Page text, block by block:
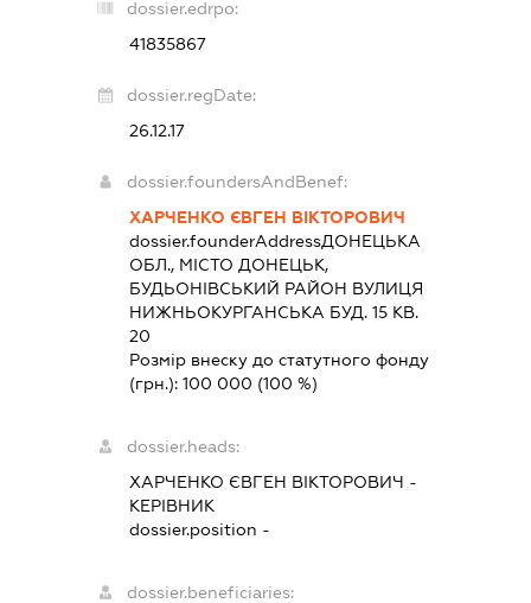
dossier.edrpo:
41835867
dossier.regDate:
26.12.17
dossier.foundersAndBenef:
ХАРЧЕНКО ЄВГЕН ВІКТОРОВИЧ
dossier.founderAddressДОНЕЦЬКА
ОБЛ., МІСТО ДОНЕЦЬК,
БУДЬОНІВСЬКИЙ РАЙОН ВУЛИЦЯ
НИЖНЬОКУРГАНСЬКА БУД. 15 КВ.
20
Розмір внеску до статутного фонду
(грн.): 100 000 (100 %)
dossier.heads:
ХАРЧЕНКО ЄВГЕН ВІКТОРОВИЧ -
КЕРІВНИК
dossier.position -
dossier.beneficiaries: